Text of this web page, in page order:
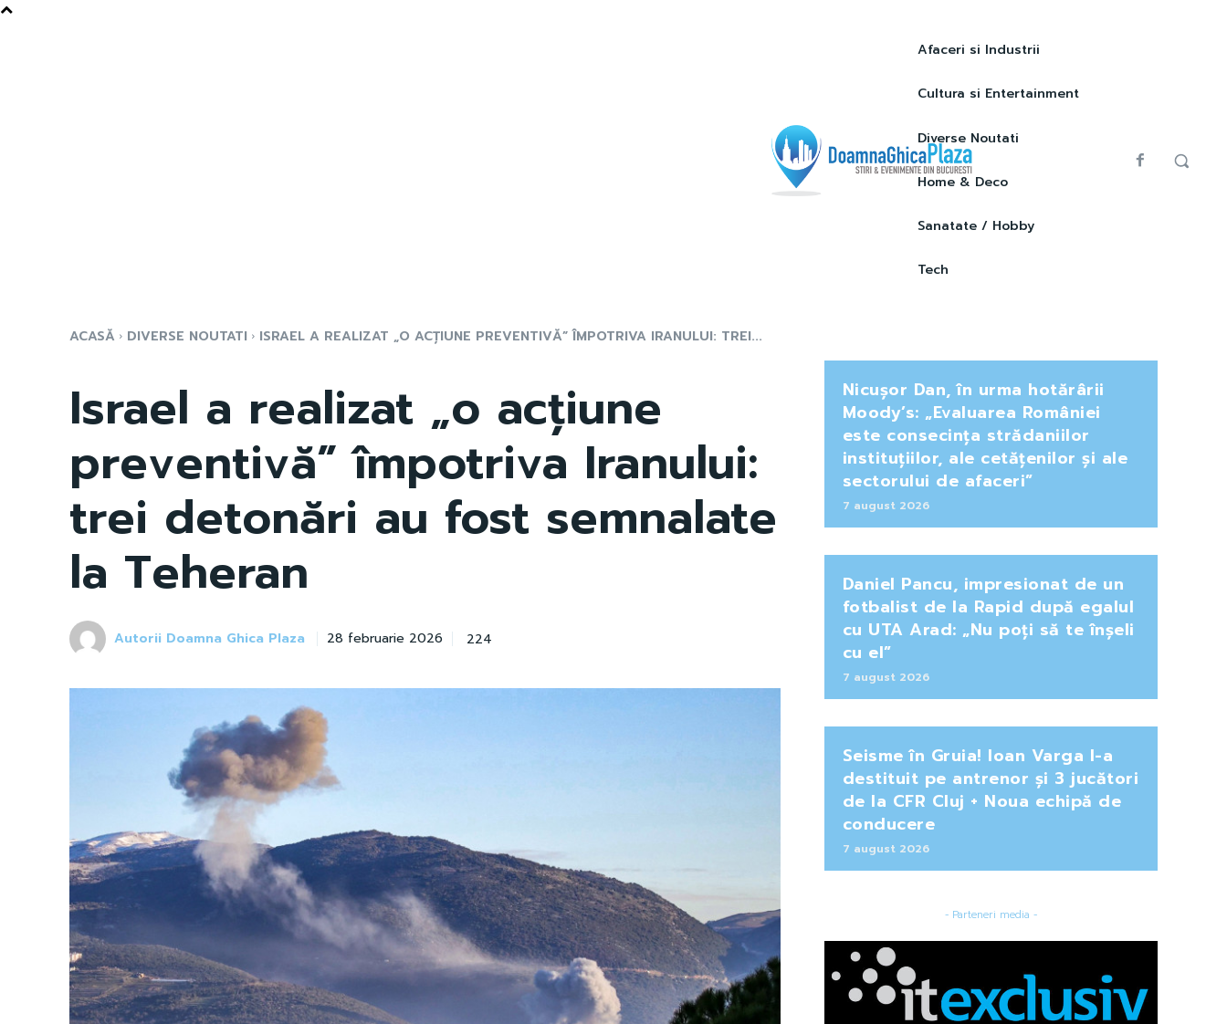
Afaceri si Industrii
Cultura si Entertainment
Diverse Noutati
Home & Deco
Sanatate / Hobby
Tech
ACASĂ DIVERSE NOUTATI ISRAEL A REALIZAT „O ACȚIUNE PREVENTIVĂ” ÎMPOTRIVA IRANULUI: TREI...
Israel a realizat „o acțiune
preventivă” împotriva Iranului:
trei detonări au fost semnalate
la Teheran
Autorii Doamna Ghica Plaza 28 februarie 2026 224
Nicușor Dan, în urma hotărârii
Moody’s: „Evaluarea României
este consecința strădaniilor
instituțiilor, ale cetățenilor și ale
sectorului de afaceri”
7 august 2026
Daniel Pancu, impresionat de un
fotbalist de la Rapid după egalul
cu UTA Arad: „Nu poți să te înșeli
cu el”
7 august 2026
Seisme în Gruia! Ioan Varga l-a
destituit pe antrenor și 3 jucători
de la CFR Cluj + Noua echipă de
conducere
7 august 2026
- Parteneri media -